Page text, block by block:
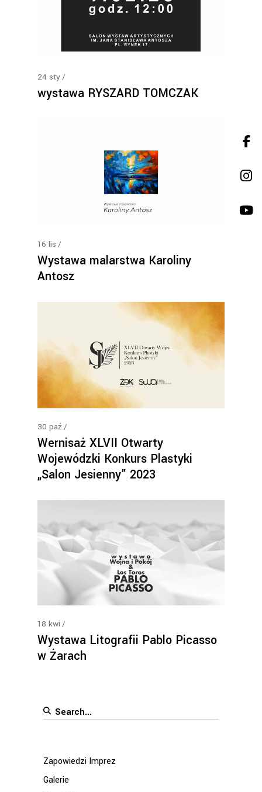
24 sty
wystawa RYSZARD TOMCZAK
16 lis
Wystawa malarstwa Karoliny
Antosz
30 paź
Wernisaż XLVII Otwarty
Wojewódzki Konkurs Plastyki
„Salon Jesienny” 2023
18 kwi
Wystawa Litografii Pablo Picasso
w Żarach
Search
Zapowiedzi Imprez
Galerie